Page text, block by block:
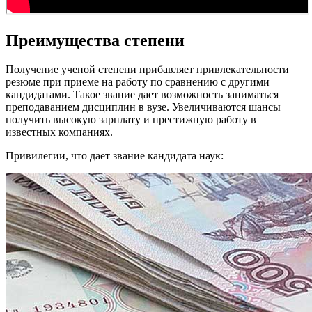
Преимущества степени
Получение ученой степени прибавляет привлекательности
резюме при приеме на работу по сравнению с другими
кандидатами. Такое звание дает возможность заниматься
преподаванием дисциплин в вузе. Увеличиваются шансы
получить высокую зарплату и престижную работу в
известных компаниях.
Привилегии, что дает звание кандидата наук: